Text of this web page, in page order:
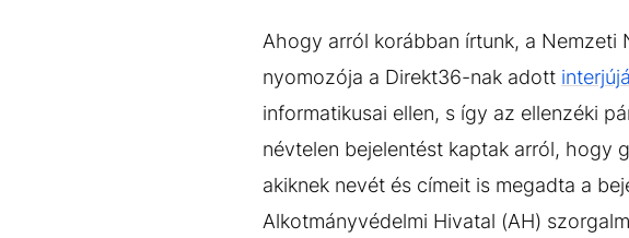
Ahogy arról korábban írtunk, a
nyomozója a Direkt36-nak adott
informatikusai ellen, s így az ellenzéki
névtelen bejelentést kaptak arról, hogy
akiknek nevét és címeit is megadta a
Alkotmányvédelmi Hivatal (AH)